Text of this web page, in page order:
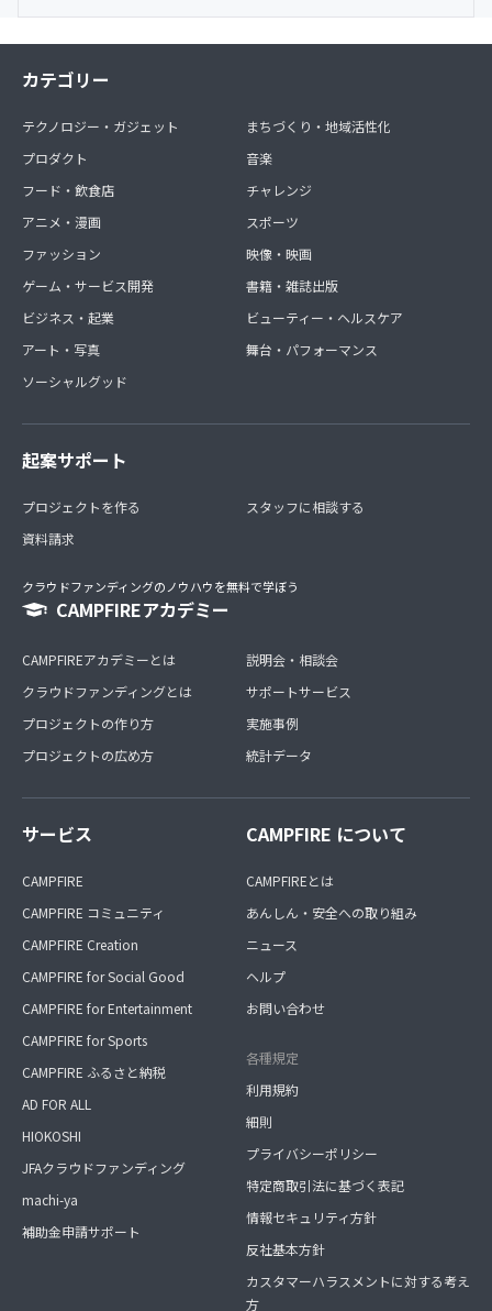
カテゴリー
テクノロジー・ガジェット
プロダクト
フード・飲食店
アニメ・漫画
ファッション
ゲーム・サービス開発
ビジネス・起業
アート・写真
ソーシャルグッド
まちづくり・地域活性化
音楽
チャレンジ
スポーツ
映像・映画
書籍・雑誌出版
ビューティー・ヘルスケア
舞台・パフォーマンス
起案サポート
プロジェクトを作る
資料請求
スタッフに相談する
クラウドファンディングのノウハウを無料で学ぼう
CAMPFIREアカデミー
CAMPFIREアカデミーとは
クラウドファンディングとは
プロジェクトの作り方
プロジェクトの広め方
説明会・相談会
サポートサービス
実施事例
統計データ
サービス
CAMPFIRE
CAMPFIRE コミュニティ
CAMPFIRE Creation
CAMPFIRE for Social Good
CAMPFIRE for Entertainment
CAMPFIRE for Sports
CAMPFIRE ふるさと納税
AD FOR ALL
HIOKOSHI
JFAクラウドファンディング
machi-ya
補助金申請サポート
CAMPFIRE について
CAMPFIREとは
あんしん・安全への取り組み
ニュース
ヘルプ
お問い合わせ
各種規定
利用規約
細則
プライバシーポリシー
特定商取引法に基づく表記
情報セキュリティ方針
反社基本方針
カスタマーハラスメントに対する考え
方